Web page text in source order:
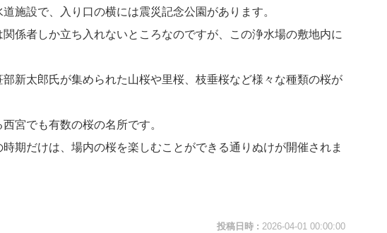
施設で、入り口の横には震災記念公園があります。
係者しか立ち入れないところなのですが、この浄水場の敷地内に
新太郎氏が集められた山桜や里桜、枝垂桜など様々な種類の桜が
宮でも有数の桜の名所です。
期だけは、場内の桜を楽しむことができる通りぬけが開催されま
投稿日時 : 2026-04-01 00:00:00